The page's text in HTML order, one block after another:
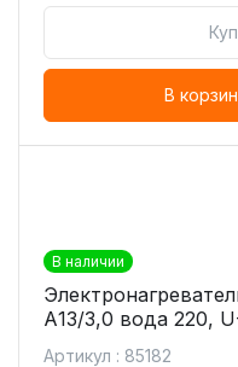
В
В наличии
А13/3,0 вода 220,
Артикул : 85182